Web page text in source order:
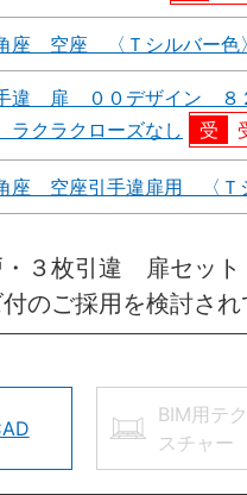
座 空座 〈Ｔシルバー色〉
違 扉 ００デザイン ８
クラクローズなし
空座引手違扉用 〈Ｔシ
３枚引違 扉セッ
ご採用を検討され
BIM用テク
スチャー